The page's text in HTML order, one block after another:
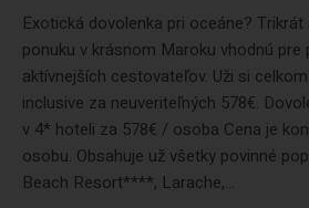
Exotická dovolenka pri oceáne?
ponuku v krásnom Maroku vhodnú pre
aktívnejších cestovateľov. Uži si
inclusive za neuveriteľných 578€.
v 4* hoteli za 578€ / osoba Cena je
osobu. Obsahuje už všetky povinné
Beach Resort****, Larache,...